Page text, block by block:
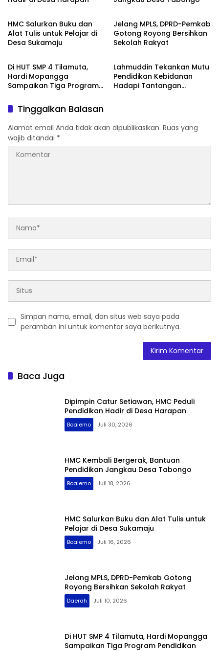
Boalemo
HMC Salurkan Buku dan
Alat Tulis untuk Pelajar di
Desa Sukamaju
Daerah
Jelang MPLS, DPRD-Pemkab
Gotong Royong Bersihkan
Sekolah Rakyat
DPRD Boalemo
Di HUT SMP 4 Tilamuta,
Hardi Mopangga
Sampaikan Tiga Program
Pemda Boalemo
Lahmuddin Tekankan Mutu
Pendidikan Kebidanan
Hadapi Tantangan
Tinggalkan Balasan
Alamat email Anda tidak akan dipublikasikan. Ruas yang
wajib ditandai *
Simpan nama, email, dan situs web saya pada
peramban ini untuk komentar saya berikutnya.
Baca Juga
Dipimpin Catur Setiawan, HMC Peduli
Pendidikan Hadir di Desa Harapan
Boalemo Juli 30, 2026
HMC Kembali Bergerak, Bantuan
Pendidikan Jangkau Desa Tabongo
Boalemo Juli 18, 2026
HMC Salurkan Buku dan Alat Tulis untuk
Pelajar di Desa Sukamaju
Boalemo Juli 16, 2026
Jelang MPLS, DPRD-Pemkab Gotong
Royong Bersihkan Sekolah Rakyat
Daerah Juli 10, 2026
Di HUT SMP 4 Tilamuta, Hardi Mopangga
Sampaikan Tiga Program Pendidikan